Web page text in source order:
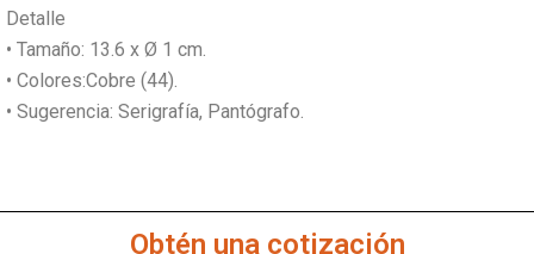
Detalle
• Tamaño: 13.6 x Ø 1 cm.
• Colores:Cobre (44).
• Sugerencia: Serigrafía, Pantógrafo.
Obtén una cotización